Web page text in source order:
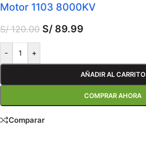
Motor 1103 8000KV
S/120.00 S/ 89.99
- +
AÑADIR AL CARRITO
COMPRAR AHORA
Comparar